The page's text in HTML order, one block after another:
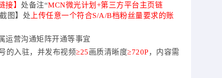
接】 处备注“MCN微光计划+第三方平台主页链
图】处 上传任意一个符合S/A/B档粉丝量要求的账
运营沟通矩阵开通等事宜
的入驻，并发布视频≥25画质清晰度≥720P，内容需